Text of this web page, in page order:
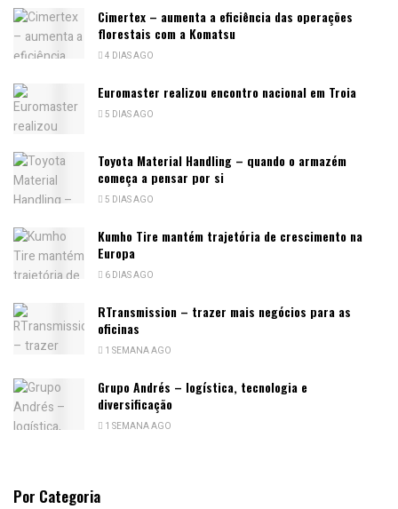
Cimertex – aumenta a eficiência das operações
florestais com a Komatsu
4 DIAS AGO
Euromaster realizou encontro nacional em Troia
5 DIAS AGO
Toyota Material Handling – quando o armazém
começa a pensar por si
5 DIAS AGO
Kumho Tire mantém trajetória de crescimento na
Europa
6 DIAS AGO
RTransmission – trazer mais negócios para as
oficinas
1 SEMANA AGO
Grupo Andrés – logística, tecnologia e
diversificação
1 SEMANA AGO
Por Categoria